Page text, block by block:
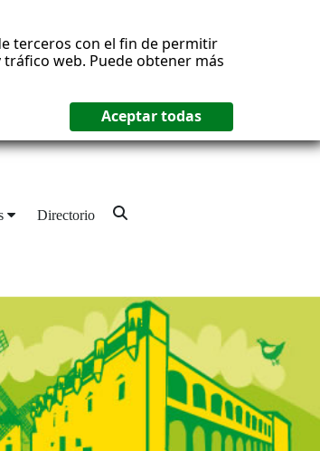
terceros con el fin de permitir
web. Puede obtener más
Directorio